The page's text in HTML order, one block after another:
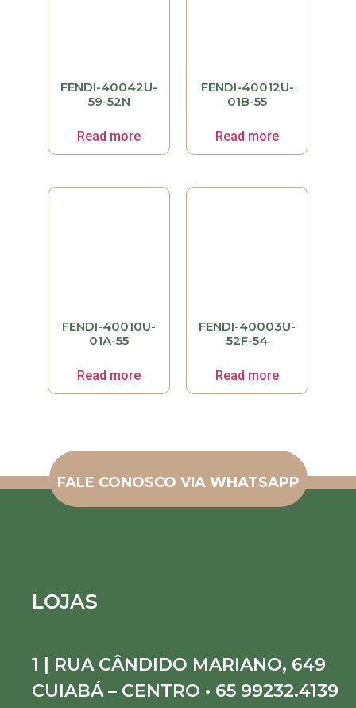
FENDI-40042U-
59-52N
Read more
FENDI-40012U-
01B-55
Read more
FENDI-40010U-
01A-55
Read more
FENDI-40003U-
52F-54
Read more
FALE CONOSCO VIA WHATSAPP
LOJAS
1 | RUA CÂNDIDO MARIANO, 649
CUIABÁ – CENTRO • 65 99232.4139